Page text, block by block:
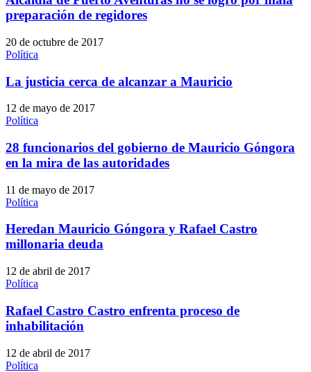
preparación de regidores
20 de octubre de 2017
Política
La justicia cerca de alcanzar a Mauricio
12 de mayo de 2017
Política
28 funcionarios del gobierno de Mauricio Góngora
en la mira de las autoridades
11 de mayo de 2017
Política
Heredan Mauricio Góngora y Rafael Castro
millonaria deuda
12 de abril de 2017
Política
Rafael Castro Castro enfrenta proceso de
inhabilitación
12 de abril de 2017
Política